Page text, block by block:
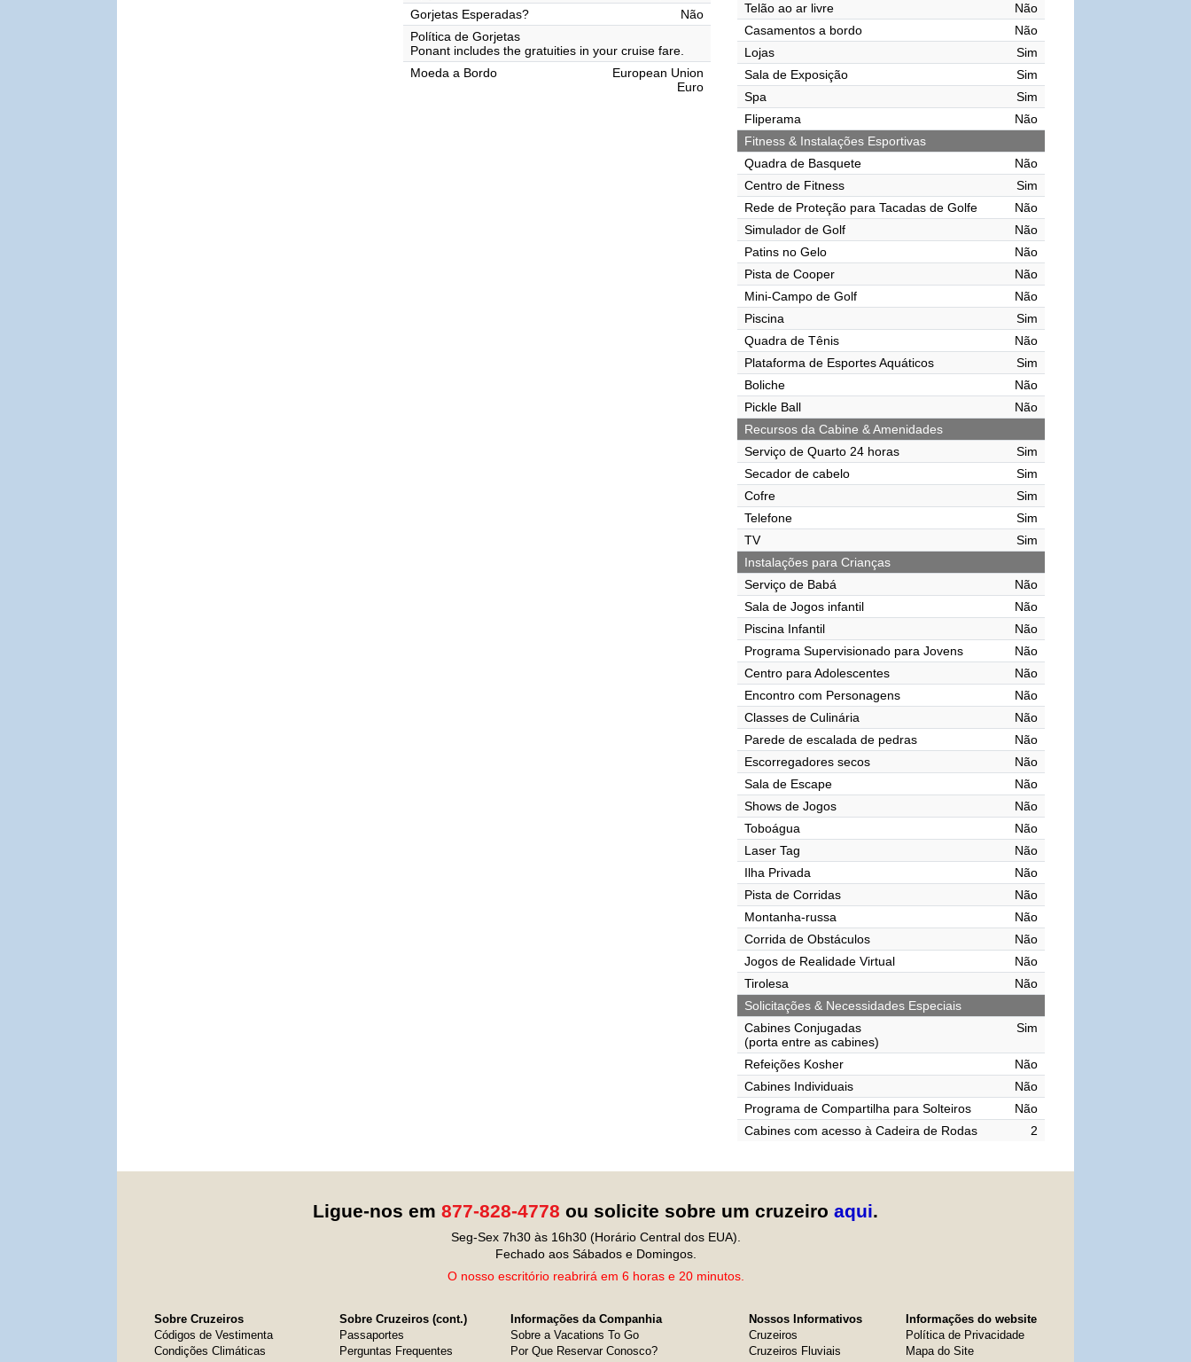
Gorjetas Esperadas?
Não
Política de Gorjetas
Ponant includes the gratuities in your cruise fare.
Moeda a Bordo
European Union
Euro
Telão ao ar livre
Não
Casamentos a bordo
Não
Lojas
Sim
Sala de Exposição
Sim
Spa
Sim
Fliperama
Não
Fitness & Instalações Esportivas
Quadra de Basquete
Não
Centro de Fitness
Sim
Rede de Proteção para Tacadas de Golfe
Não
Simulador de Golf
Não
Patins no Gelo
Não
Pista de Cooper
Não
Mini-Campo de Golf
Não
Piscina
Sim
Quadra de Tênis
Não
Plataforma de Esportes Aquáticos
Sim
Boliche
Não
Pickle Ball
Não
Recursos da Cabine & Amenidades
Serviço de Quarto 24 horas
Sim
Secador de cabelo
Sim
Cofre
Sim
Telefone
Sim
TV
Sim
Instalações para Crianças
Serviço de Babá
Não
Sala de Jogos infantil
Não
Piscina Infantil
Não
Programa Supervisionado para Jovens
Não
Centro para Adolescentes
Não
Encontro com Personagens
Não
Classes de Culinária
Não
Parede de escalada de pedras
Não
Escorregadores secos
Não
Sala de Escape
Não
Shows de Jogos
Não
Toboágua
Não
Laser Tag
Não
Ilha Privada
Não
Pista de Corridas
Não
Montanha-russa
Não
Corrida de Obstáculos
Não
Jogos de Realidade Virtual
Não
Tirolesa
Não
Solicitações & Necessidades Especiais
Cabines Conjugadas
(porta entre as cabines)
Sim
Refeições Kosher
Não
Cabines Individuais
Não
Programa de Compartilha para Solteiros
Não
Cabines com acesso à Cadeira de Rodas
2
Ligue-nos em 877-828-4778 ou solicite sobre um cruzeiro aqui.
Seg-Sex 7h30 às 16h30 (Horário Central dos EUA).
Fechado aos Sábados e Domingos.
O nosso escritório reabrirá em 6 horas e 20 minutos.
Sobre Cruzeiros
Códigos de Vestimenta
Condições Climáticas
Sobre Cruzeiros (cont.)
Passaportes
Perguntas Frequentes
Informações da Companhia
Sobre a Vacations To Go
Por Que Reservar Conosco?
Nossos Informativos
Cruzeiros
Cruzeiros Fluviais
Informações do website
Política de Privacidade
Mapa do Site